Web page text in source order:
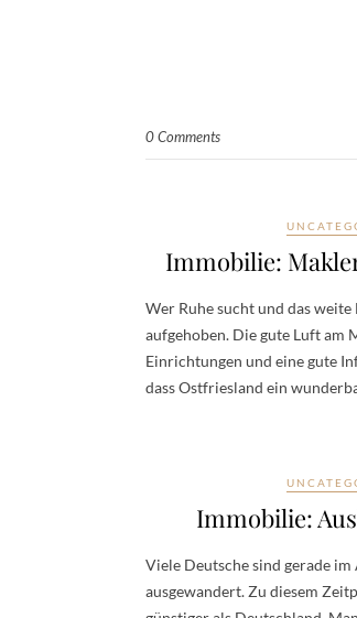
0 Comments
Immobilie:
Wer Ruhe sucht und das
aufgehoben. Die gute Luft am
Einrichtungen und eine gute
dass Ostfriesland ein
Immobilie:
Viele Deutsche sind gerade im
ausgewandert. Zu diesem